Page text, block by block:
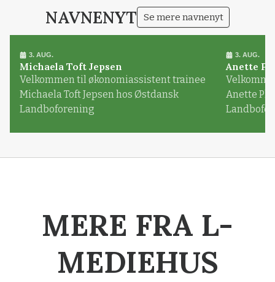
NAVNENYT Se mere navnenyt
3. AUG.
Michaela Toft Jepsen
Velkommen til økonomiassistent trainee
Michaela Toft Jepsen hos Østdansk
Landboforening
3. AUG.
Anette
Anette
MERE FRA L-
MEDIEHUS